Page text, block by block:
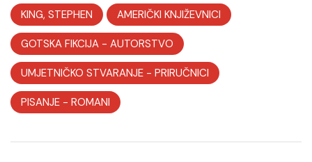
KING, STEPHEN AMERIČKI KNJIŽEVNICI
GOTSKA FIKCIJA - AUTORSTVO
UMJETNIČKO STVARANJE - PRIRUČNICI
PISANJE - ROMANI